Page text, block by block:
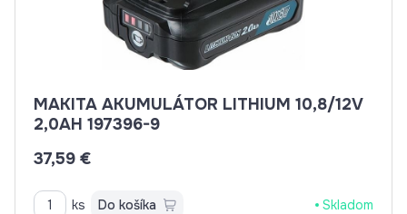
MAKITA AKUMULÁTOR LITHIUM 10,8/12V
2,0AH 197396-9
37,59 €
ks Do košíka Skladom